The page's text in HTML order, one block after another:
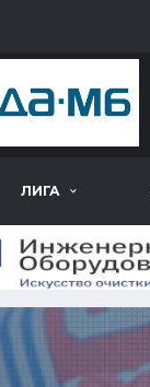
ЛИГА